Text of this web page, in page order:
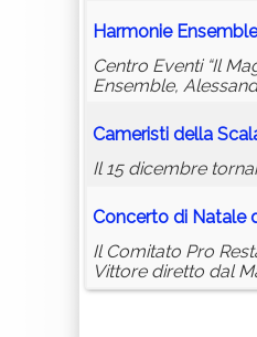
Harmonie Ensemble
Centro Eventi “Il
Ensemble,
Cameristi della
Il 15 dicembre
Concerto di Natale
Il Comitato Pro
Vittore diretto dal